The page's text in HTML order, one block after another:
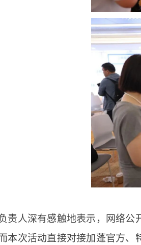
责人深有感触地表示，网络
本次活动直接对接加蓬官方